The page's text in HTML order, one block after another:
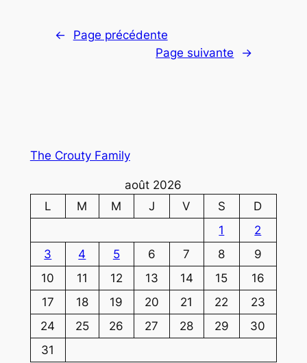
←
Page précédente
Page suivante
→
The Crouty Family
août 2026
L
M M J V S
D
1
2
3
4 5 6 7 8
9
10
11 12 13 14 15
16
17
18 19 20 21 22
23
24
25 26 27 28 29
30
31